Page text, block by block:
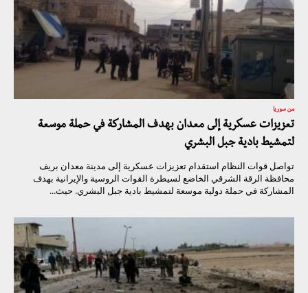
من سوريا
تعزيزات عسكرية إلى معدان بهدف المشاركة في حملة موسعة
لتمشيط بادية جبل البشري
تواصل قوات النظام استقدام تعزيزات عسكرية إلى مدينة معدان بريف
محافظة الرقة الشرقي الخاضع لسيطرة القوات الروسية والإيرانية بهدف
المشاركة في حملة دولية موسعة لتمشيط بادية جبل البشري. حيث...